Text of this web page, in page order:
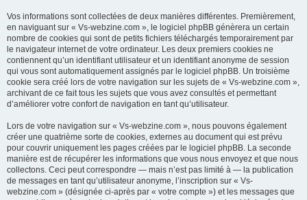
Vos informations sont collectées de deux manières différentes. Premièrement,
en naviguant sur « Vs-webzine.com », le logiciel phpBB génèrera un certain
nombre de cookies qui sont de petits fichiers téléchargés temporairement par
le navigateur internet de votre ordinateur. Les deux premiers cookies ne
contiennent qu’un identifiant utilisateur et un identifiant anonyme de session
qui vous sont automatiquement assignés par le logiciel phpBB. Un troisième
cookie sera créé lors de votre navigation sur les sujets de « Vs-webzine.com »,
archivant de ce fait tous les sujets que vous avez consultés et permettant
d’améliorer votre confort de navigation en tant qu’utilisateur.
Lors de votre navigation sur « Vs-webzine.com », nous pouvons également
créer une quatrième sorte de cookies, externes au document qui est prévu
pour couvrir uniquement les pages créées par le logiciel phpBB. La seconde
manière est de récupérer les informations que vous nous envoyez et que nous
collectons. Ceci peut correspondre — mais n’est pas limité à — la publication
de messages en tant qu’utilisateur anonyme, l’inscription sur « Vs-
webzine.com » (désignée ci-après par « votre compte ») et les messages que